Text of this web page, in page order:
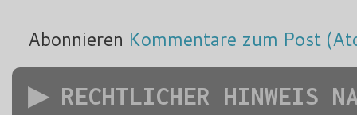
Abonnieren Kommentare zum Post
▶ RECHTLICHER HINWEIS